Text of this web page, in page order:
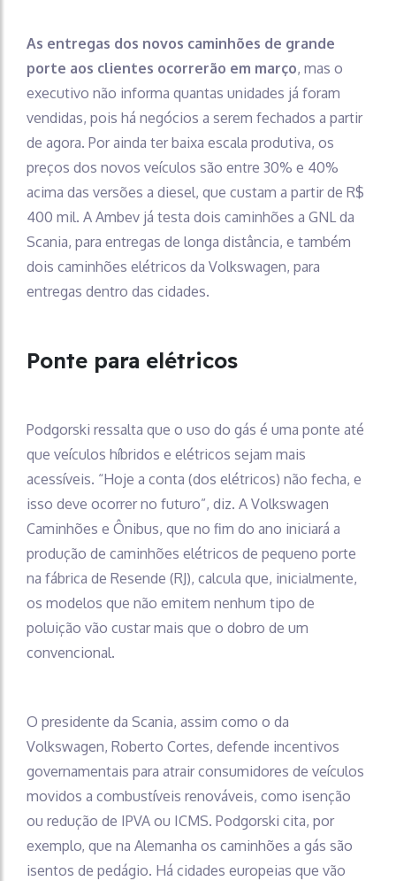
As entregas dos novos caminhões de grande
porte aos clientes ocorrerão em março, mas o
executivo não informa quantas unidades já foram
vendidas, pois há negócios a serem fechados a partir
de agora. Por ainda ter baixa escala produtiva, os
preços dos novos veículos são entre 30% e 40%
acima das versões a diesel, que custam a partir de R$
400 mil. A Ambev já testa dois caminhões a GNL da
Scania, para entregas de longa distância, e também
dois caminhões elétricos da Volkswagen, para
entregas dentro das cidades.
Ponte para elétricos
Podgorski ressalta que o uso do gás é uma ponte até
que veículos híbridos e elétricos sejam mais
acessíveis. “Hoje a conta (dos elétricos) não fecha, e
isso deve ocorrer no futuro”, diz. A Volkswagen
Caminhões e Ônibus, que no fim do ano iniciará a
produção de caminhões elétricos de pequeno porte
na fábrica de Resende (RJ), calcula que, inicialmente,
os modelos que não emitem nenhum tipo de
poluição vão custar mais que o dobro de um
convencional.
O presidente da Scania, assim como o da
Volkswagen, Roberto Cortes, defende incentivos
governamentais para atrair consumidores de veículos
movidos a combustíveis renováveis, como isenção
ou redução de IPVA ou ICMS. Podgorski cita, por
exemplo, que na Alemanha os caminhões a gás são
isentos de pedágio. Há cidades europeias que vão